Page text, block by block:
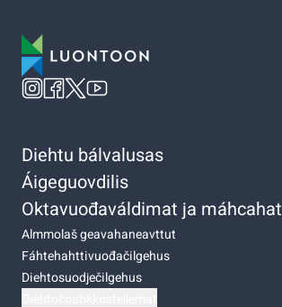
Diehtu bálvalusas
Áigeguovdilis
Oktavuođaváldimat ja máhcahat
Almmolaš geavahaneavttut
Fáhtehahttivuođačilgehus
Diehtosuodječilgehus